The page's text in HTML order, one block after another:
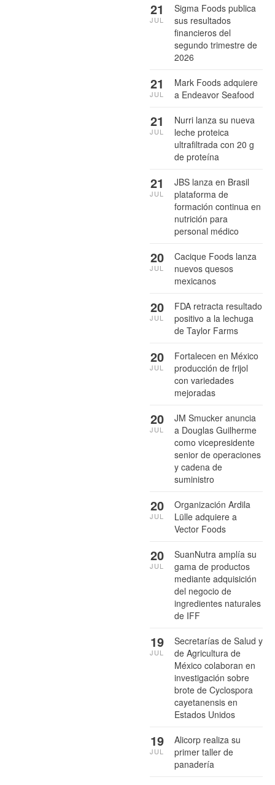
Sigma Foods publica
sus resultados
financieros del
segundo trimestre de
2026
21
JUL
Mark Foods adquiere
a Endeavor Seafood
21
JUL
Nurri lanza su nueva
leche proteica
ultrafiltrada con 20 g
de proteína
21
JUL
JBS lanza en Brasil
plataforma de
formación continua en
nutrición para
personal médico
21
JUL
Cacique Foods lanza
nuevos quesos
mexicanos
20
JUL
FDA retracta resultado
positivo a la lechuga
de Taylor Farms
20
JUL
Fortalecen en México
producción de frijol
con variedades
mejoradas
20
JUL
JM Smucker anuncia
a Douglas Guilherme
como vicepresidente
senior de operaciones
y cadena de
suministro
20
JUL
Organización Ardila
Lülle adquiere a
Vector Foods
20
JUL
SuanNutra amplía su
gama de productos
mediante adquisición
del negocio de
ingredientes naturales
de IFF
20
JUL
Secretarías de Salud y
de Agricultura de
México colaboran en
investigación sobre
brote de Cyclospora
cayetanensis en
Estados Unidos
19
JUL
Alicorp realiza su
primer taller de
panadería
19
JUL